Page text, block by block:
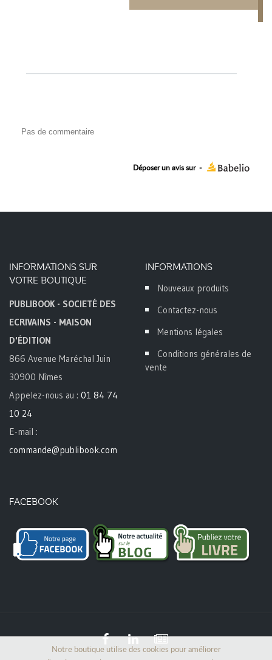
Pas de commentaire
Déposer un avis sur -
INFORMATIONS SUR
VOTRE BOUTIQUE
PUBLIBOOK - SOCIETÉ DES
ECRIVAINS - MAISON
D'ÉDITION
866 Avenue Maréchal Juin
30900 Nîmes
Appelez-nous au : 01 84 74
10 24
E-mail :
commande@publibook.com
INFORMATIONS
Nouveaux produits
Contactez-nous
Mentions légales
Conditions générales de
vente
FACEBOOK
Notre boutique utilise des cookies pour améliorer